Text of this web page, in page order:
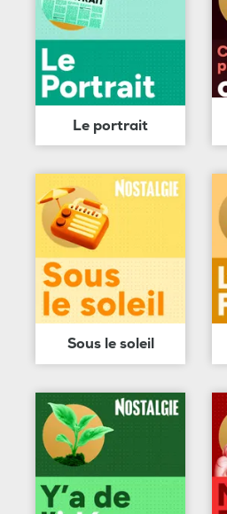
Le portrait
Sous le soleil